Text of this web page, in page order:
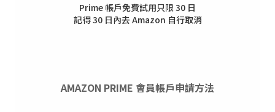
Prime 帳戶免費試用只限 30 日
記得 30 日內去 Amazon 自行取消
AMAZON PRIME 會員帳戶申請方法